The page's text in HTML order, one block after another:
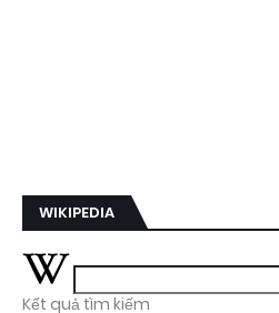
WIKIPEDIA
Kết quả tìm kiếm